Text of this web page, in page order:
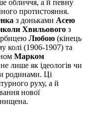
обличчя, а й певну
протистояння.
з доньками Асею
Хвильового з
Любою (кінець
колі (1906-1907) та
Марком
лише як ідеологів чи
родинами. Ці
руху, а й
нової